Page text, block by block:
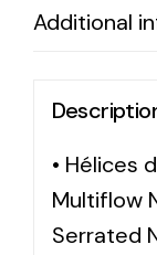
Additional
• Hélices
Multiflow
Serrated